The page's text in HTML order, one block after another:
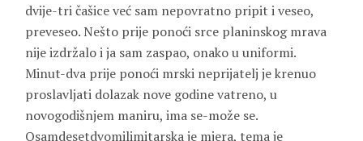
dvije-tri čašice već sam nepovratno pripit i veseo,
preveseo. Nešto prije ponoći srce planinskog mrava
nije izdržalo i ja sam zaspao, onako u uniformi.
Minut-dva prije ponoći mrski neprijatelj je krenuo
proslavljati dolazak nove godine vatreno, u
novogodišnjem maniru, ima se-može se.
Osamdesetdvomilimitarska je mjera, tema je